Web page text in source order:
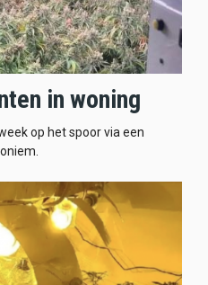
in woning
op het spoor via een